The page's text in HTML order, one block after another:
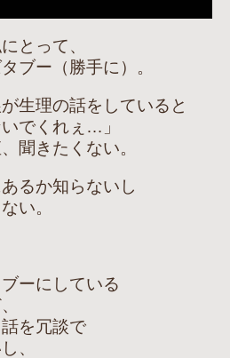
とって、
ブー（勝手に）。
生理の話をしていると
でくれぇ…」
聞きたくない。
るか知らないし
い。
ーにしている
を冗談で
、